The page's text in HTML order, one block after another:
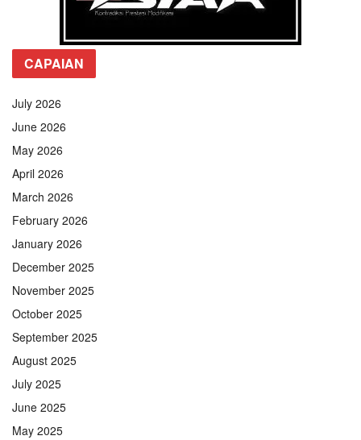
CAPAIAN
July 2026
June 2026
May 2026
April 2026
March 2026
February 2026
January 2026
December 2025
November 2025
October 2025
September 2025
August 2025
July 2025
June 2025
May 2025